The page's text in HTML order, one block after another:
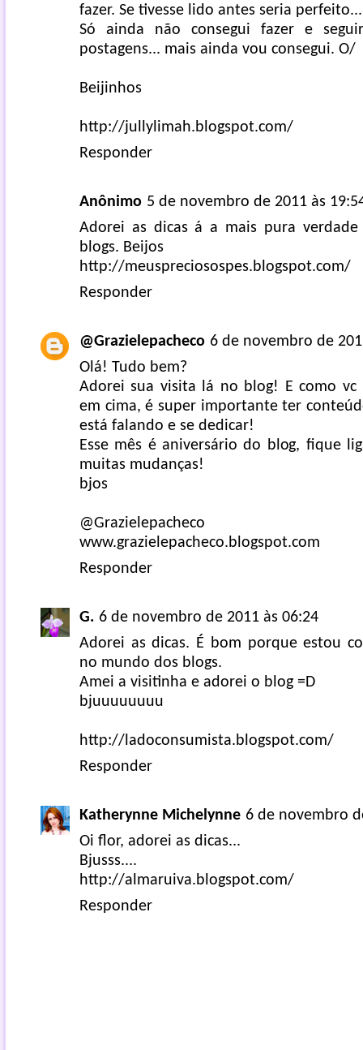
fazer. Se tivesse lido antes seria
Só ainda não consegui fazer e
postagens... mais ainda vou consegui. O/
Beijinhos
http://jullylimah.blogspot.com/
Responder
Anônimo 5 de novembro de 2011 às
Adorei as dicas á a mais pura
blogs. Beijos
http://meuspreciosospes.blogspot.com/
Responder
@Grazielepacheco 6 de novembro de
Olá! Tudo bem?
Adorei sua visita lá no blog! E como vc
em cima, é super importante ter
está falando e se dedicar!
Esse mês é aniversário do blog, fique
muitas mudanças!
bjos
@Grazielepacheco
www.grazielepacheco.blogspot.com
Responder
G. 6 de novembro de 2011 às 06:24
Adorei as dicas. É bom porque estou
no mundo dos blogs.
Amei a visitinha e adorei o blog =D
bjuuuuuuuu
http://ladoconsumista.blogspot.com/
Responder
Katherynne Michelynne 6 de novembro
Oi flor, adorei as dicas...
Bjusss....
http://almaruiva.blogspot.com/
Responder